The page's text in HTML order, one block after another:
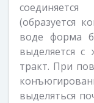
(образуется
воде форма
выделяется
тракт. При
выделяться